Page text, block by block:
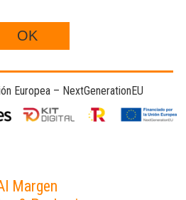
Europea – NextGenerationEU
Margen